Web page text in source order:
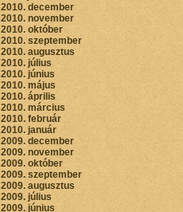
2010. december
2010. november
2010. október
2010. szeptember
2010. augusztus
2010. július
2010. június
2010. május
2010. április
2010. március
2010. február
2010. január
2009. december
2009. november
2009. október
2009. szeptember
2009. augusztus
2009. július
2009. június